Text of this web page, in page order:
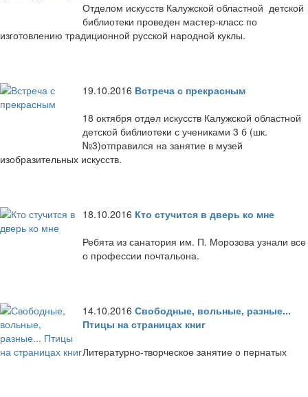
Отделом искусств Калужской областной детской
библиотеки проведен мастер-класс по
изготовлению традиционной русской народной куклы.
19.10.2016 Встреча с прекрасным
18 октября отдел искусств Калужской областной
детской библиотеки с учениками 3 б (шк.
№3)отправился на занятие в музей
изобразительных искусств.
18.10.2016 Кто стучится в дверь ко мне
Ребята из санатория им. П. Морозова узнали все
о профессии почтальона.
14.10.2016 Свободные, вольные, разные...
Птицы на страницах книг
Литературно-творческое занятие о пернатых